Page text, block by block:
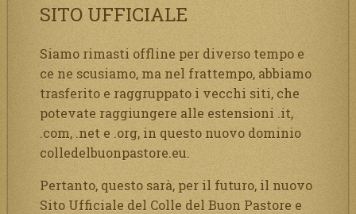
SITO UFFICIALE
Siamo rimasti offline per diverso tempo e
ce ne scusiamo, ma nel frattempo, abbiamo
trasferito e raggruppato i vecchi siti, che
potevate raggiungere alle estensioni .it,
.com, .net e .org, in questo nuovo dominio
colledelbuonpastore.eu.
Pertanto, questo sarà, per il futuro, il nuovo
Sito Ufficiale del Colle del Buon Pastore e